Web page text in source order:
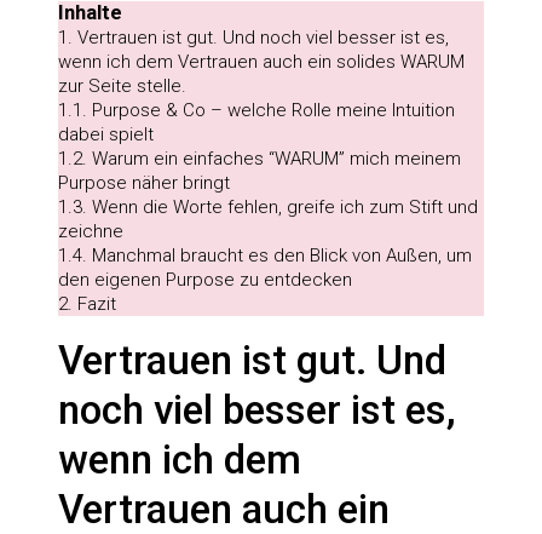
Inhalte
1. Vertrauen ist gut. Und noch viel besser ist es,
wenn ich dem Vertrauen auch ein solides WARUM
zur Seite stelle.
1.1. Purpose & Co – welche Rolle meine Intuition
dabei spielt
1.2. Warum ein einfaches “WARUM” mich meinem
Purpose näher bringt
1.3. Wenn die Worte fehlen, greife ich zum Stift und
zeichne
1.4. Manchmal braucht es den Blick von Außen, um
den eigenen Purpose zu entdecken
2. Fazit
Vertrauen ist gut. Und
noch viel besser ist es,
wenn ich dem
Vertrauen auch ein